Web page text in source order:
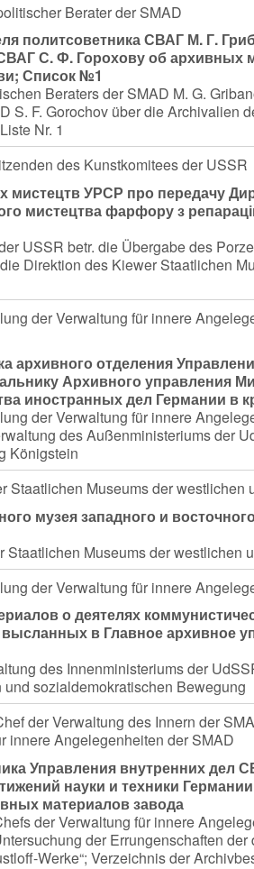
Berater der SMAD
политсоветника СВАГ М. Г.
С. Ф. Горохову об архивных
Список №1
Beraters der SMAD M. G.
S. F. Gorochov über die Archivalien
Nr. 1
des Kunstkomitees der USSR
мистецтв УРСР про передачу
мистецтва фарфору з
USSR betr. die Übergabe des
Direktion des Kiewer Staatlichen
der Verwaltung für innere
архивного отделения
Архивного управления
иностранных дел Германии в
der Verwaltung für innere
des Außenministeriums der
Königstein
Staatlichen Museums der westlichen
музея западного и
Museums der westlichen
der Verwaltung für innere
о деятелях
в Главное архивное
des Innenministeriums der
sozialdemokratischen Bewegung
der Verwaltung des Innern der
innere Angelegenheiten der SMAD
Управления внутренних дел
науки и техники
материалов завода
der Verwaltung für innere
der Errungenschaften
Werke“; Verzeichnis der